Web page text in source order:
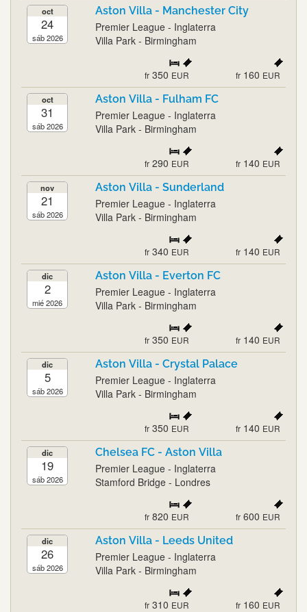
oct
24
sáb 2026
Aston Villa - Manchester City
Premier League - Inglaterra
Villa Park - Birmingham
fr 350 EUR fr 160 EUR
oct
31
sáb 2026
Aston Villa - Fulham FC
Premier League - Inglaterra
Villa Park - Birmingham
fr 290 EUR fr 140 EUR
nov
21
sáb 2026
Aston Villa - Sunderland
Premier League - Inglaterra
Villa Park - Birmingham
fr 340 EUR fr 140 EUR
dic
2
mié 2026
Aston Villa - Everton FC
Premier League - Inglaterra
Villa Park - Birmingham
fr 350 EUR fr 140 EUR
dic
5
sáb 2026
Aston Villa - Crystal Palace
Premier League - Inglaterra
Villa Park - Birmingham
fr 350 EUR fr 140 EUR
dic
19
sáb 2026
Chelsea FC - Aston Villa
Premier League - Inglaterra
Stamford Bridge - Londres
fr 820 EUR fr 600 EUR
dic
26
sáb 2026
Aston Villa - Leeds United
Premier League - Inglaterra
Villa Park - Birmingham
fr 310 EUR fr 160 EUR